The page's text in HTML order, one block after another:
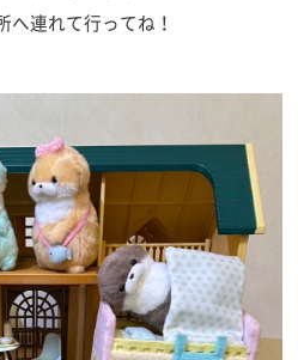
へ連れて行ってね！